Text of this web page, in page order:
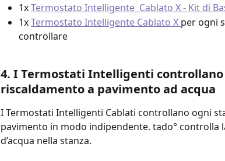
1x Termostato Intelligente  Cablato X - Kit di
1x Termostato Intelligente Cablato X per ogni
controllare
4. I Termostati Intelligenti controllano
riscaldamento a pavimento ad acqua
I Termostati Intelligenti Cablati controllano ogni
pavimento in modo indipendente. tado° controlla
d’acqua nella stanza.